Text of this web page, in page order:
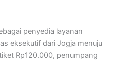
penyedia layanan
eksekutif dari Jogja menuju
Rp120.000, penumpang